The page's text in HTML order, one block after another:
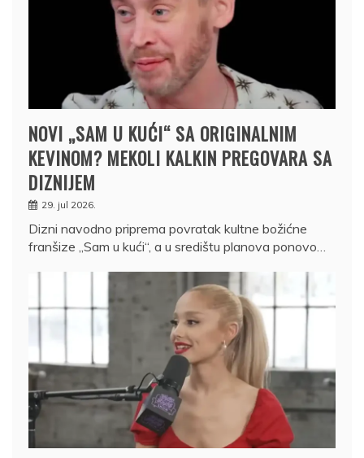
NOVI „SAM U KUĆI“ SA ORIGINALNIM
KEVINOM? MEKOLI KALKIN PREGOVARA SA
DIZNIJEM
29. jul 2026.
Dizni navodno priprema povratak kultne božićne
franšize „Sam u kući“, a u središtu planova ponovo…